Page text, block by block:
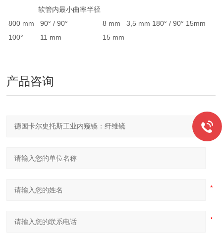
软管内最小曲率半径
800 mm
90° / 90° 8 mm 3,5 mm 180° / 90° 15mm
100°
11 mm 15 mm
产品咨询